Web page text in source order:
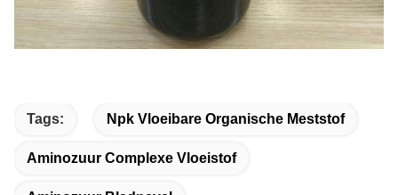
Tags: Npk Vloeibare Organische Meststof
Aminozuur Complexe Vloeistof